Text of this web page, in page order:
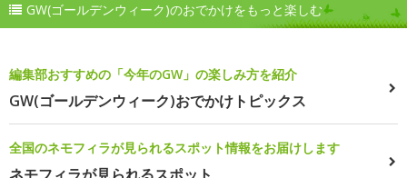
GW(ゴールデンウィーク)のおでかけをもっと楽しむ
編集部おすすめの「今年のGW」の楽しみ方を紹介
GW(ゴールデンウィーク)おでかけトピックス
全国のネモフィラが見られるスポット情報をお届けします